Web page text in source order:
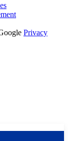
Privacy